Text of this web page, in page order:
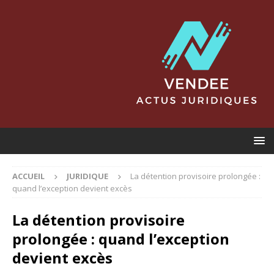
ACCUEIL JURIDIQUE
La détention provisoire prolongée :
quand l’exception devient excès
La détention provisoire
prolongée : quand l’exception
devient excès